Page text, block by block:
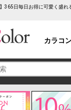
365日毎日お得に可愛く盛
カラコ